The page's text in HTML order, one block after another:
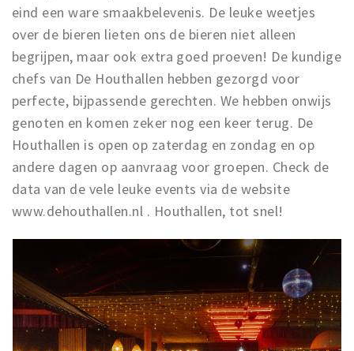
eind een ware smaakbelevenis. De leuke weetjes
over de bieren lieten ons de bieren niet alleen
begrijpen, maar ook extra goed proeven! De kundige
chefs van De Houthallen hebben gezorgd voor
perfecte, bijpassende gerechten. We hebben onwijs
genoten en komen zeker nog een keer terug. De
Houthallen is open op zaterdag en zondag en op
andere dagen op aanvraag voor groepen. Check de
data van de vele leuke events via de website
www.dehouthallen.nl . Houthallen, tot snel!